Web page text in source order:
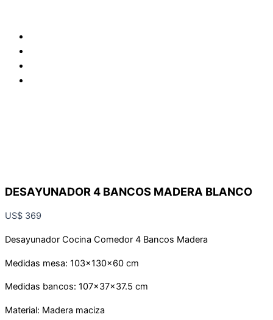
DESAYUNADOR 4 BANCOS MADERA BLANCO
US$ 369
Desayunador Cocina Comedor 4 Bancos Madera
Medidas mesa: 103x130x60 cm
Medidas bancos: 107x37x37.5 cm
Material: Madera maciza